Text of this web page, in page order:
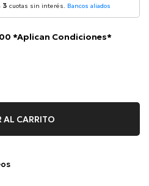
3 cuotas sin interés. Bancos aliados
*Aplican Condiciones*
AL CARRITO